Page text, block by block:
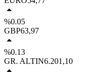
%0.05
GBP63,97
%0.13
GR. ALTIN6.201,10